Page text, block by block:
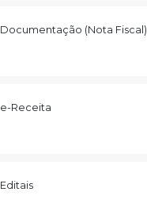
Documentação (Nota Fiscal)
e-Receita
Editais